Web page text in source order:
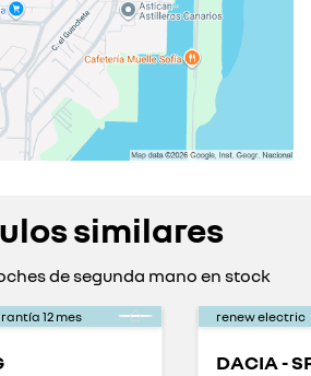
similares
de segunda mano en stock
12 mes renew electric
DACIA -